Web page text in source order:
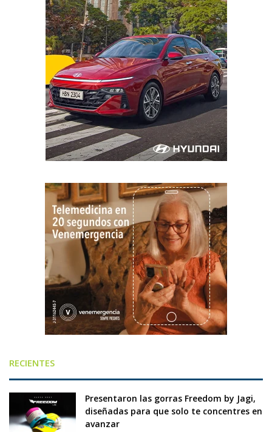
RECIENTES
Presentaron las gorras Freedom by Jagi,
diseñadas para que solo te concentres en
avanzar